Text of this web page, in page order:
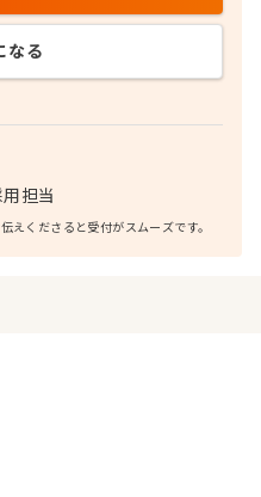
用担当
えくださると受付がスムーズです。
なる